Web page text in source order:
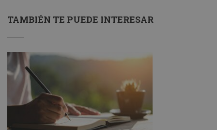
TAMBIÉN TE PUEDE INTERESAR